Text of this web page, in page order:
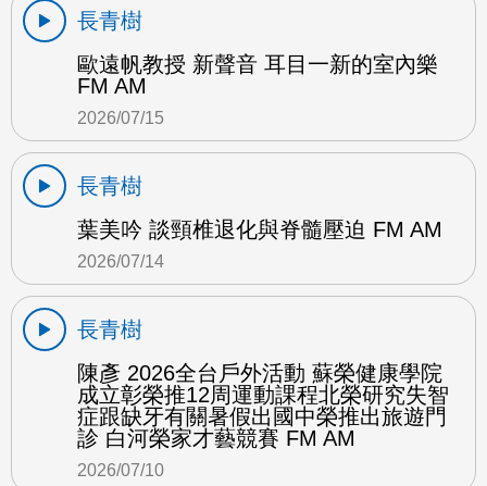
長青樹
歐遠帆教授 新聲音 耳目一新的室內樂
FM AM
2026/07/15
長青樹
葉美吟 談頸椎退化與脊髓壓迫 FM AM
2026/07/14
長青樹
陳彥 2026全台戶外活動 蘇榮健康學院
成立彰榮推12周運動課程北榮研究失智
症跟缺牙有關暑假出國中榮推出旅遊門
診 白河榮家才藝競賽 FM AM
2026/07/10